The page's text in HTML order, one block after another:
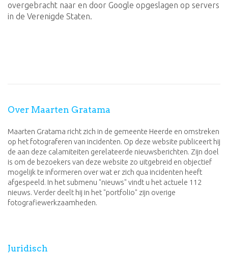
overgebracht naar en door Google opgeslagen op servers
in de Verenigde Staten.
Over Maarten Gratama
Maarten Gratama richt zich in de gemeente Heerde en omstreken
op het fotograferen van incidenten. Op deze website publiceert hij
de aan deze calamiteiten gerelateerde nieuwsberichten. Zijn doel
is om de bezoekers van deze website zo uitgebreid en objectief
mogelijk te informeren over wat er zich qua incidenten heeft
afgespeeld. In het submenu "nieuws" vindt u het actuele 112
nieuws. Verder deelt hij in het "portfolio" zijn overige
fotografiewerkzaamheden.
Juridisch